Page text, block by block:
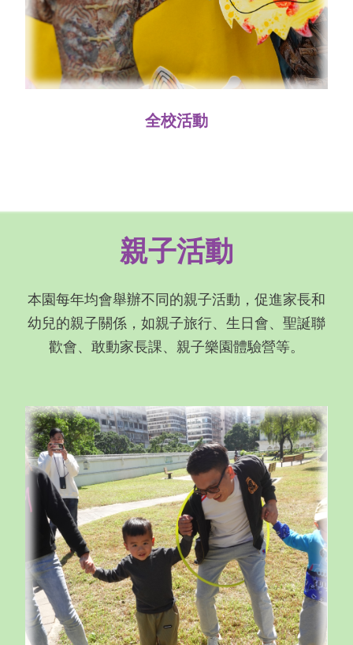
全校活動
親子活動
本園每年均會舉辦不同的親子活動，促進家長和
幼兒的親子關係，如親子旅行、生日會、聖誕聯
歡會、敢動家長課、親子樂園體驗營等。